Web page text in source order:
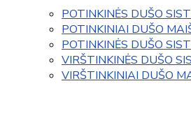
POTINKINĖS DUŠO
POTINKINIAI DUŠO
POTINKINĖS DUŠO
VIRŠTINKINĖS DUŠO
VIRŠTINKINIAI DUŠO